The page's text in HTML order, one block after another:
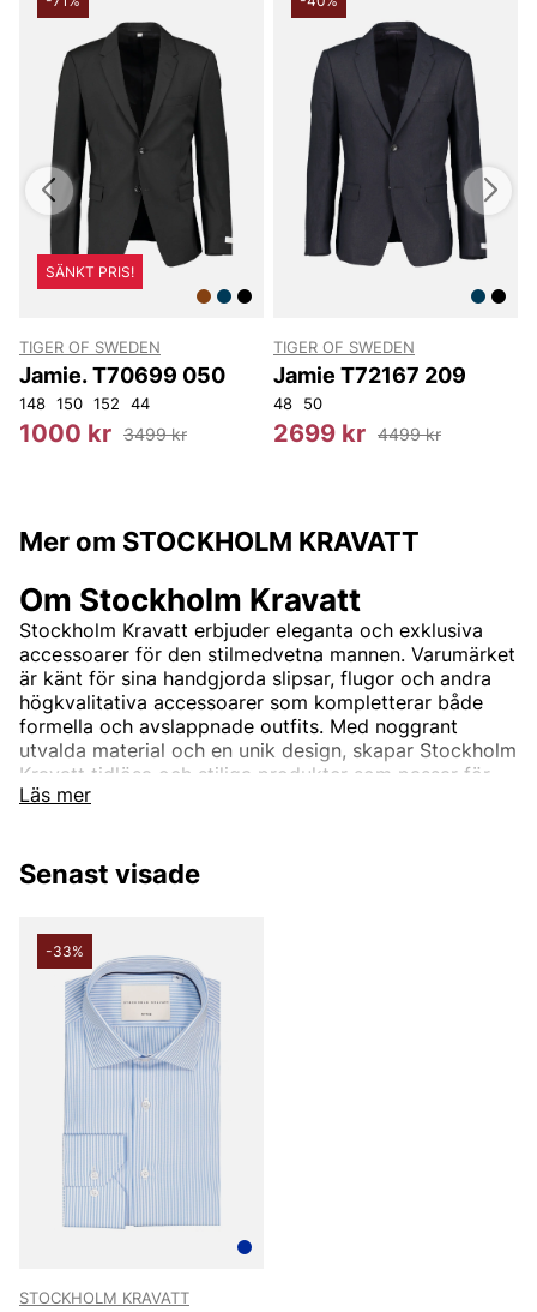
SÄNKT PRIS!
TIGER OF SWEDEN
Jamie. T70699 050
148 150 152 44
1000 kr 3499 kr
TIGER OF SWEDEN
Jamie T72167 209
48 50
2699 kr 4499 kr
Mer om STOCKHOLM KRAVATT
Läs mer
Om Stockholm Kravatt
Stockholm Kravatt erbjuder eleganta och exklusiva
accessoarer för den stilmedvetna mannen. Varumärket
är känt för sina handgjorda slipsar, flugor och andra
högkvalitativa accessoarer som kompletterar både
formella och avslappnade outfits. Med noggrant
utvalda material och en unik design, skapar Stockholm
Kravatt tidlösa och stiliga produkter som passar för
både vardagsbruk och festliga tillfällen.
outletpriser. Förhöj din stil med exklusiva slipsar,
Senast visade
-33%
STOCKHOLM KRAVATT